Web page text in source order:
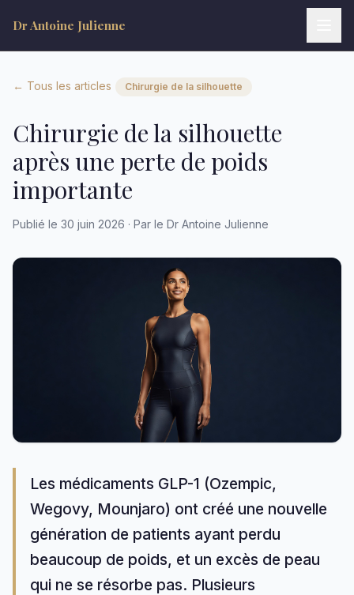
Dr Antoine Julienne
← Tous les articles Chirurgie de la silhouette
Chirurgie de la silhouette
après une perte de poids
importante
Publié le 30 juin 2026 · Par le Dr Antoine Julienne
Les médicaments GLP-1 (Ozempic,
Wegovy, Mounjaro) ont créé une nouvelle
génération de patients ayant perdu
beaucoup de poids, et un excès de peau
qui ne se résorbe pas. Plusieurs
Dr Antoine Julienne